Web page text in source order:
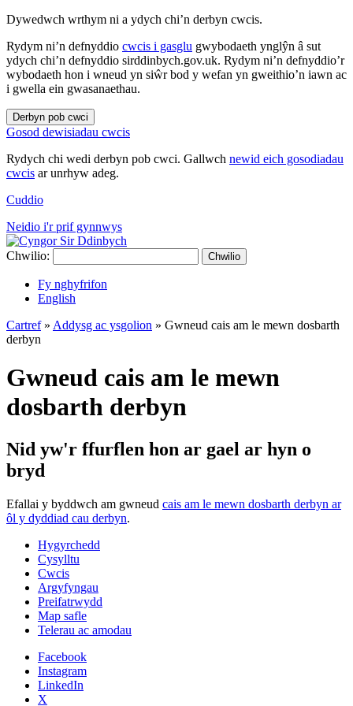
Dywedwch wrthym ni a ydych chi’n derbyn cwcis.
Rydym ni’n defnyddio cwcis i gasglu gwybodaeth ynglŷn â sut
ydych chi’n defnyddio sirddinbych.gov.uk. Rydym ni’n defnyddio’r
wybodaeth hon i wneud yn siŵr bod y wefan yn gweithio’n iawn ac
i gwella ein gwasanaethau.
Derbyn pob cwci
Gosod dewisiadau cwcis
Rydych chi wedi derbyn pob cwci. Gallwch newid eich gosodiadau
cwcis ar unrhyw adeg.
Cuddio
Neidio i'r prif gynnwys
Chwilio: Chwilio
Fy nghyfrifon
English
Cartref» Addysg ac ysgolion » Gwneud cais am le mewn dosbarth
derbyn
Gwneud cais am le mewn
dosbarth derbyn
Nid yw'r ffurflen hon ar gael ar hyn o
bryd
Efallai y byddwch am gwneud cais am le mewn dosbarth derbyn ar
ôl y dyddiad cau derbyn.
Hygyrchedd
Cysylltu
Cwcis
Argyfyngau
Preifatrwydd
Map safle
Telerau ac amodau
Facebook
Instagram
LinkedIn
X